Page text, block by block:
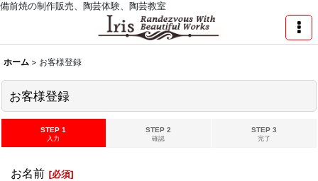
備前焼の制作販売、陶芸体験、陶芸教室
ホーム > お客様登録
お客様登録
STEP 1
入力
STEP 2
確認
STEP 3
完了
お名前 [必須]